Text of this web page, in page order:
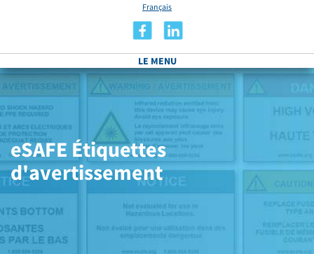
Français
LE MENU
eSAFE Étiquettes
d'avertissement